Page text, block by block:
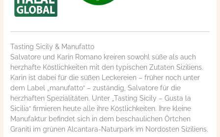
Tasting Sicily & Manufatto
Salvatore und Karin Romano kreiren sowohl süße als auch
herzhafte Köstlichkeiten mit den typischen Zutaten Siziliens.
Karin ist dabei für die süßen Leckereien – früher noch unter
dem Label „manufatto“ – zuständig, Salvatore für die
herzhaften Spezialitäten. Unter „Tasting Sicily – Gusta la
Sicilia“ firmieren heute alle ihre Köstlichkeiten. Ihre kleine
Manufaktur befindet sich in dem beschaulichen Örtchen
Graniti im grünen Alcantara-Naturpark im Nordosten Siziliens.